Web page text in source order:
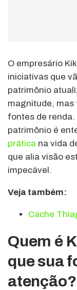
O empresário
iniciativas que
patrimônio
magnitude, mas
fontes de
patrimônio é
prática na vida
que alia visão
impecável.
Veja também:
Cache
Quem é
que sua
atenção?